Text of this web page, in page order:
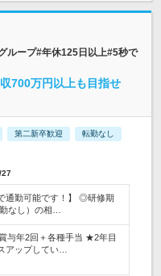
ループ#年休125日以上#5秒で
700万円以上も目指せ
第二新卒歓迎 転勤なし
27
通勤可能です！】 ◎研修期
なし）の相…
与年2回＋各種手当 ★2年目
アップしてい…